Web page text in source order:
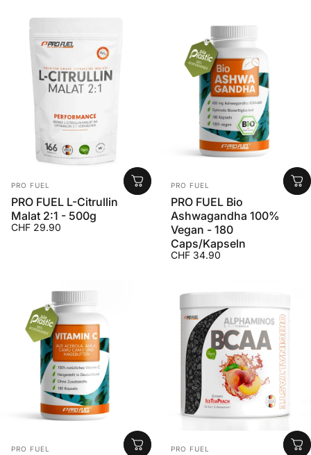
Anbieter:
PRO FUEL
PRO FUEL L-Citrullin
Malat 2:1 - 500g
CHF 29.90
Anbieter:
PRO FUEL
PRO FUEL Bio
Ashwagandha 100%
Vegan - 180
Caps/Kapseln
CHF 34.90
Anbieter:
PRO FUEL Anbieter:
PRO FUEL